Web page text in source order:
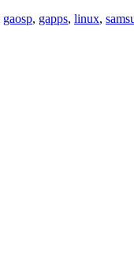
gaosp, gapps, linux,